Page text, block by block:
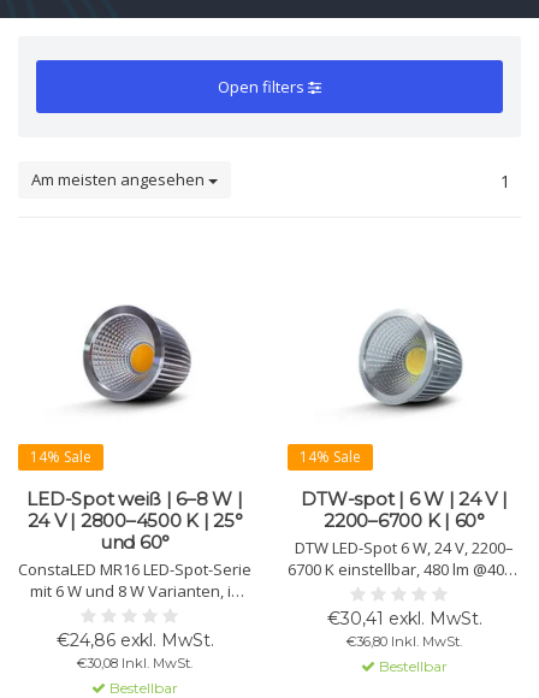
Open filters
Am meisten angesehen 1
14% Sale
LED-Spot weiß | 6–8 W |
24 V | 2800–4500 K | 25°
und 60°
ConstaLED MR16 LED-Spot-Serie
mit 6 W und 8 W Varianten, in
2800 K, 3300 K oder 4500 K
sowie mit 25° oder 60°
Abstrahlwinkel. CRI >90, 24 V DC
und Lebensdauer >50.000 h.
€24,86 exkl. MwSt.
€30,08 Inkl. MwSt.
Bestellbar
14% Sale
DTW-spot | 6 W | 24 V |
2200–6700 K | 60°
DTW LED-Spot 6 W, 24 V, 2200–
6700 K einstellbar, 480 lm @4000
K, 60°. CRI >90, DT8/DALI
konform, MR16 Fassung,
Aluminiumgehäuse,
Lebensdauer >30.000 h.
€30,41 exkl. MwSt.
€36,80 Inkl. MwSt.
Bestellbar